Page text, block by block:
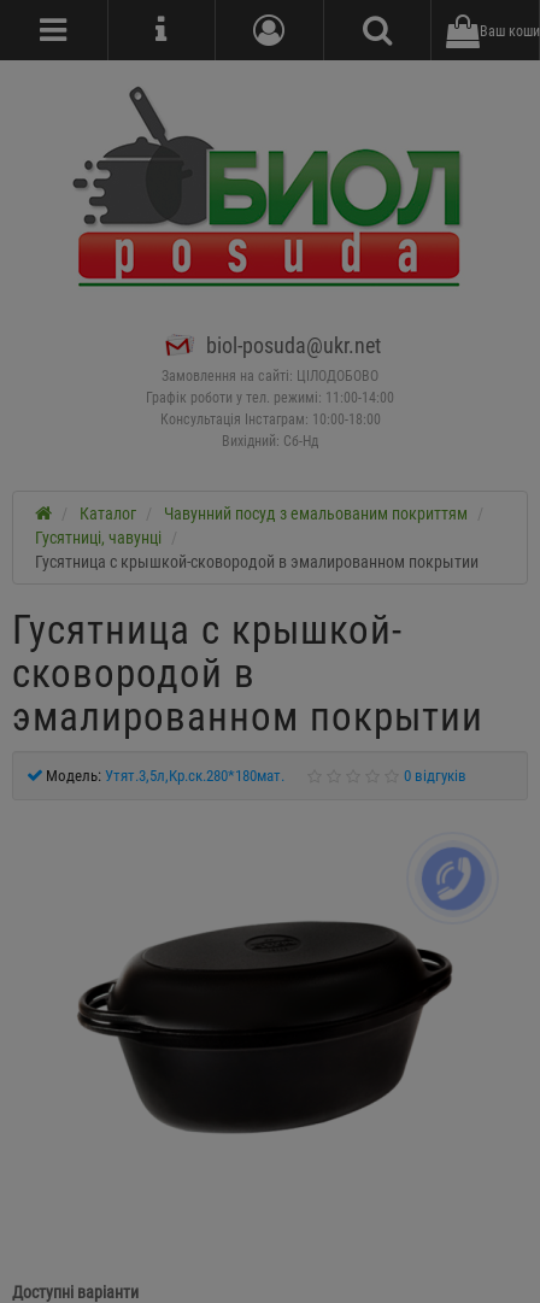
biol-posuda@ukr.net
Замовлення на сайті: ЦІЛОДОБОВО
Графік роботи у тел. режимі: 11:00-14:00
Консультація Інстаграм: 10:00-18:00
Вихідний: Сб-Нд
Ваш
Каталог
Чавунний посуд з емальованим покриттям
Гусятниці, чавунці
Гусятница с крышкой-сковородой в эмалированном покрытии
Гусятница с крышкой-
сковородой в
эмалированном покрытии
Модель: Утят.3,5л,Кр.ск.280*180мат. 0 відгуків
Доступні варіанти